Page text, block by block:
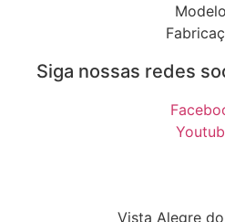
Siga nossas redes
Vista Alegre